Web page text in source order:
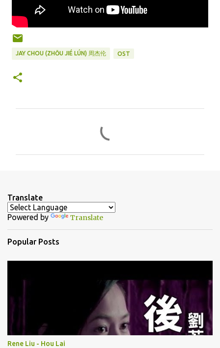
JAY CHOU (ZHŌU JIÉ LÚN) 周杰伦 OST
t
s
Translate
Powered by Translate
Popular Posts
Rene Liu - Hou Lai